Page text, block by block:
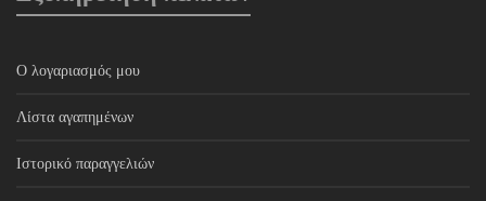
Ο λογαριασμός μου
Λίστα αγαπημένων
Ιστορικό παραγγελιών